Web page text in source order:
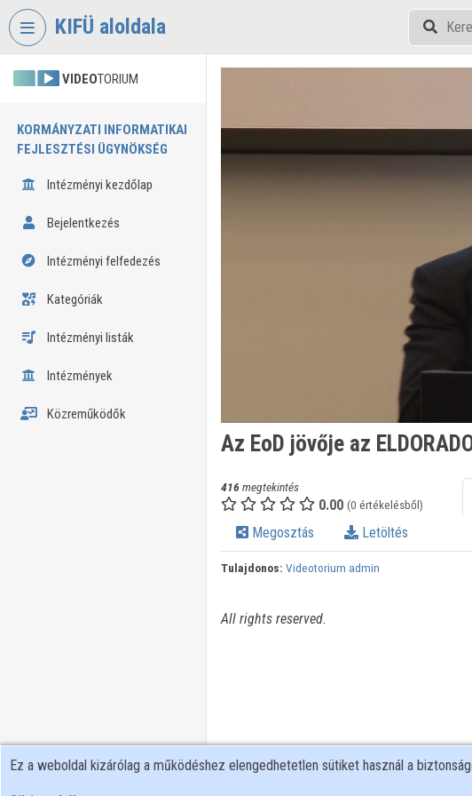
Fejléc kihagyása
KIFÜ aloldala
VIDEOTORIUM
KORMÁNYZATI INFORMATIKAI
FEJLESZTÉSI ÜGYNÖKSÉG
Intézményi kezdőlap
Bejelentkezés
Intézményi felfedezés
Kategóriák
Intézményi listák
Intézmények
Közreműködők
Az EoD jövője az
416 megtekintés
0.00 (0 értékelésből)
Megosztás Letöltés
Tulajdonos: Videotorium admin
All rights reserved.
Ez a weboldal kizárólag a működéshez elengedhetetlen sütiket használ a